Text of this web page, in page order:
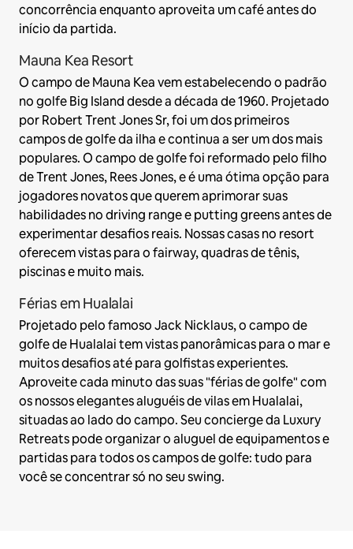
concorrência enquanto aproveita um café antes do
início da partida.
Mauna Kea Resort
O campo de Mauna Kea vem estabelecendo o padrão
no golfe Big Island desde a década de 1960. Projetado
por Robert Trent Jones Sr, foi um dos primeiros
campos de golfe da ilha e continua a ser um dos mais
populares. O campo de golfe foi reformado pelo filho
de Trent Jones, Rees Jones, e é uma ótima opção para
jogadores novatos que querem aprimorar suas
habilidades no driving range e putting greens antes de
experimentar desafios reais. Nossas casas no resort
oferecem vistas para o fairway, quadras de tênis,
piscinas e muito mais.
Férias em Hualalai
Projetado pelo famoso Jack Nicklaus, o campo de
golfe de Hualalai tem vistas panorâmicas para o mar e
muitos desafios até para golfistas experientes.
Aproveite cada minuto das suas "férias de golfe" com
os nossos elegantes aluguéis de vilas em Hualalai,
situadas ao lado do campo. Seu concierge da Luxury
Retreats pode organizar o aluguel de equipamentos e
partidas para todos os campos de golfe: tudo para
você se concentrar só no seu swing.